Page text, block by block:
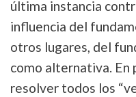
última instancia
influencia del
otros lugares, del
como alternativa. En
resolver todos los